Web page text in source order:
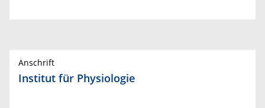
Anschrift
Institut für Physiologie